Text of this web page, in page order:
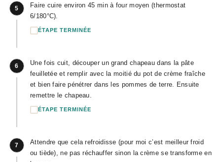
5
Faire cuire environ 45 min à four moyen (thermostat
6/180°C).
ÉTAPE TERMINÉE
6
Une fois cuit, découper un grand chapeau dans la pâte
feuilletée et remplir avec la moitié du pot de crème fraîche
et bien faire pénétrer dans les pommes de terre. Ensuite
remettre le chapeau.
ÉTAPE TERMINÉE
7
Attendre que cela refroidisse (pour moi c’est meilleur froid
ou tiède), ne pas réchauffer sinon la crème se transforme en